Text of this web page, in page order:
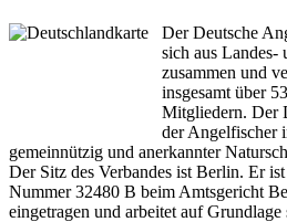
Der Deutsche
sich aus Landes-
zusammen und
insgesamt über
Mitgliedern. Der
der Angelfischer
gemeinnützig und anerkannter
Der Sitz des Verbandes ist Berlin. Er
Nummer 32480 B beim Amtsgericht
eingetragen und arbeitet auf Grundlage